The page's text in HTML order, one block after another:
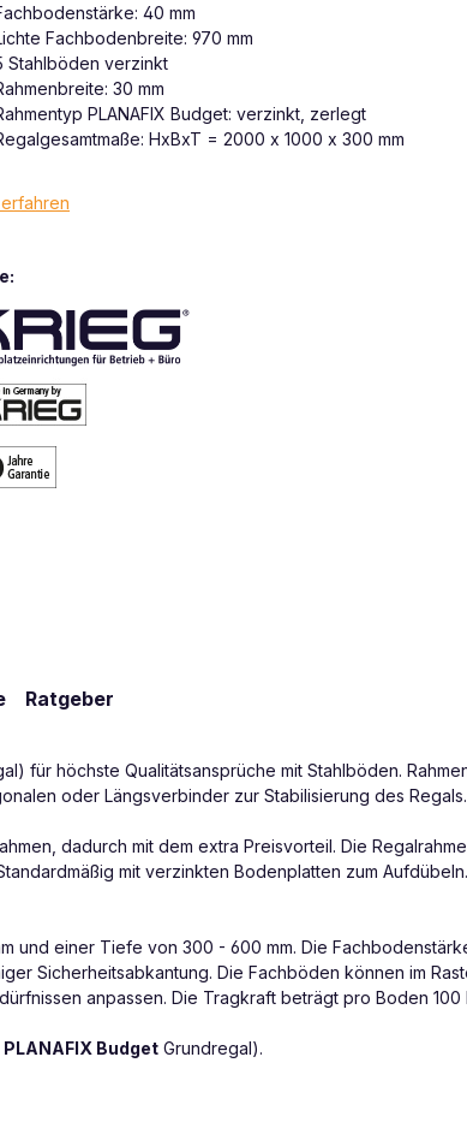
40 mm
Fachbodenbreite: 970 mm
Stahlböden verzinkt
30 mm
PLANAFIX Budget: verzinkt, zerlegt
HxBxT = 2000 x 1000 x 300 mm
Ratgeber
für höchste Qualitätsansprüche mit Stahlböden.
oder Längsverbinder zur Stabilisierung des Regals.
dadurch mit dem extra Preisvorteil. Die
mit verzinkten Bodenplatten zum
und einer Tiefe von 300 - 600 mm. Die
Sicherheitsabkantung. Die Fachböden können im
anpassen. Die Tragkraft beträgt pro Boden
PLANAFIX Budget Grundregal).